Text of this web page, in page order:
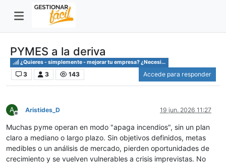
PYMES a la deriva
¿Quieres - simplemente - mejorar tu empresa? ¿Necesitas saber cómo?
3 3 143 Accede para responder
A
Desconectado
Aristides_D 19 jun. 2026 11:27
Muchas pyme operan en modo "apaga incendios", sin un plan
claro a mediano o largo plazo. Sin objetivos definidos, metas
medibles o un análisis de mercado, pierden oportunidades de
crecimiento y se vuelven vulnerables a crisis imprevistas. No